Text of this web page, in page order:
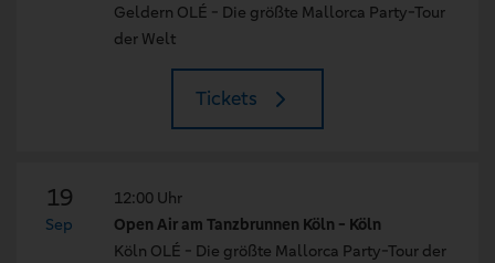
Geldern OLÉ - Die größte Mallorca Party-Tour
der Welt
Tickets
19
Sep
12:00 Uhr
Open Air am Tanzbrunnen Köln - Köln
Köln OLÉ - Die größte Mallorca Party-Tour der